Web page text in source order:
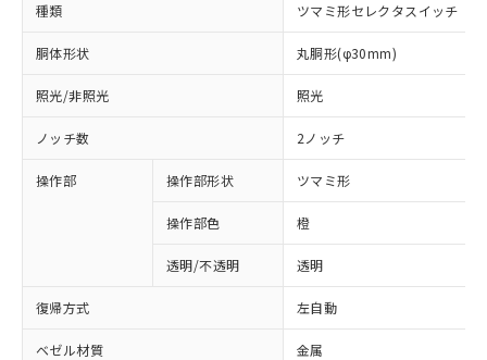
種類 ツマミ形セレクタスイッチ
胴体形状 丸胴形(φ30mm)
照光/非照光 照光
ノッチ数 2ノッチ
操作部 操作部形状 ツマミ形
操作部色 橙
透明/不透明 透明
復帰方式 左自動
ベゼル材質 金属